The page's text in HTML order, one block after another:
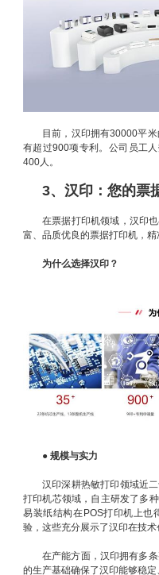
目前，汉印拥有30000平
有超过900项专利。公司员工
400人。
3、汉印：您的票
在票据打印机领域，汉印
富、品质优良的票据打印机，精
为什么选择汉印？
● 规模与实力
汉印深耕热敏打印领域近
打印机芯领域，自主研发了多
易装纸结构在POS打印机上也
验，这些充分展示了汉印在技术
在产能方面，汉印拥有多
的生产基础确保了汉印能够稳定